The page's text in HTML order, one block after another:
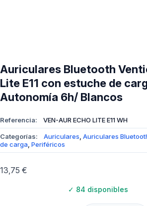
Auriculares Bluetooth
Lite E11 con estuche de
Autonomía 6h/ Blancos
Referencia: VEN-AUR ECHO LITE E11 WH
Categorías: Auriculares, Auriculares
de carga, Periféricos
13,75 €
✓ 84 disponibles